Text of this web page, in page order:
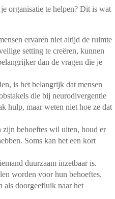
organisatie te helpen? Dit is wat
ervaren niet altijd de ruimte
setting te creëren, kunnen
dan de vragen die je
is het belangrijk dat mensen
die bij neurodivergentie
hulp, maar weten niet hoe ze dat
zijn behoeftes wil uiten, houd er
Soms kan het een kort
duurzaam inzetbaar is.
worden voor hun behoeftes.
als doorgeefluik naar het